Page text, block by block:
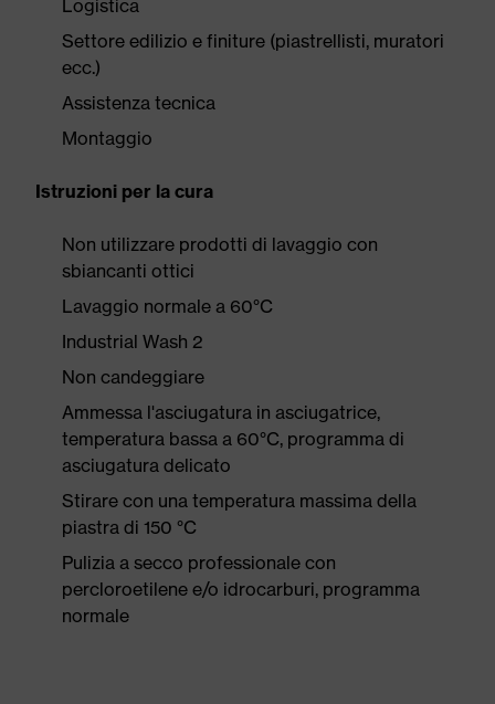
Logistica
Settore edilizio e finiture (piastrellisti, muratori
ecc.)
Assistenza tecnica
Montaggio
Istruzioni per la cura
Non utilizzare prodotti di lavaggio con
sbiancanti ottici
Lavaggio normale a 60°C
Industrial Wash 2
Non candeggiare
Ammessa l'asciugatura in asciugatrice,
temperatura bassa a 60°C, programma di
asciugatura delicato
Stirare con una temperatura massima della
piastra di 150 °C
Pulizia a secco professionale con
percloroetilene e/o idrocarburi, programma
normale